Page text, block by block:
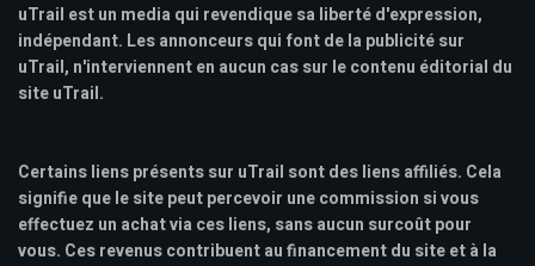
uTrail est un media qui revendique sa liberté d'expression,
indépendant. Les annonceurs qui font de la publicité sur
uTrail, n'interviennent en aucun cas sur le contenu éditorial du
site uTrail.
Certains liens présents sur uTrail sont des liens affiliés. Cela
signifie que le site peut percevoir une commission si vous
effectuez un achat via ces liens, sans aucun surcoût pour
vous. Ces revenus contribuent au financement du site et à la